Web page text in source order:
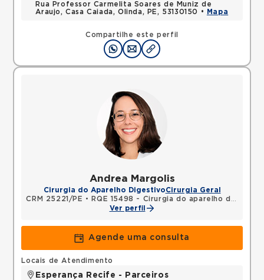
Compartilhe este perfil
Rua Professor Carmelita Soares de Muniz de
Araujo, Casa Caiada, Olinda, PE, 53130150 •
Mapa
Andrea Margolis
Cirurgia do Aparelho DigestivoCirurgia Geral
CRM 25221/PE •
RQE 15498 - Cirurgia do aparelho digestivo
Ver perfil
Agende uma consulta
Locais de Atendimento
Esperança Recife - Parceiros